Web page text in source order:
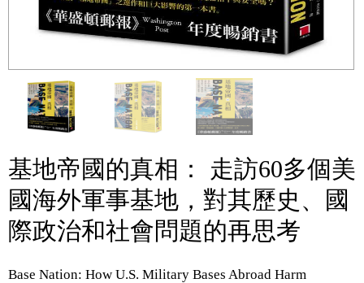
基地帝國的真相： 走訪60多個美
國海外軍事基地，對其歷史、國
際政治和社會問題的再思考
Base Nation: How U.S. Military Bases Abroad Harm